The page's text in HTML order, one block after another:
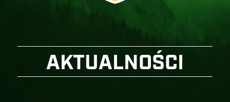
AKTUALNOŚCI